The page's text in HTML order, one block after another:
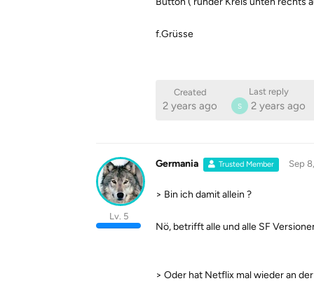
f.Grüsse
Created
2 years ago
Last reply
S 2 years ago
Germania Trusted Member
Lv. 5
Sep
> Bin ich damit allein ?
Nö, betrifft alle und alle SF
> Oder hat Netflix mal wieder an